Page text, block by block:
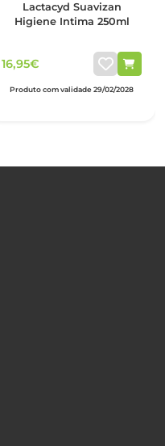
Lactacyd Suavizan
Higiene Intima 250ml
16,95€
Produto com validade 29/02/2028